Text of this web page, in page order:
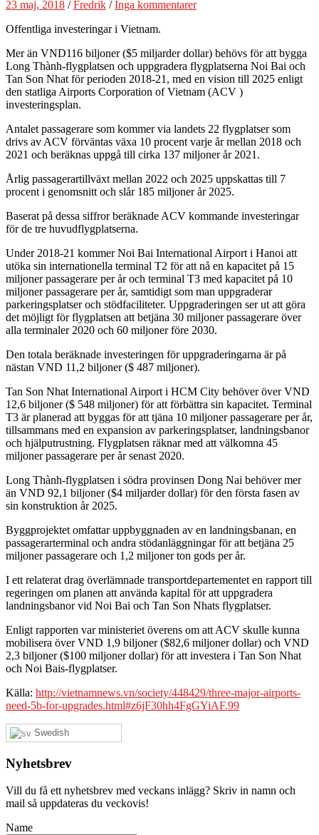
23 maj, 2018 /Fredrik /Inga kommentarer
Offentliga investeringar i Vietnam.
Mer än VND116 biljoner ($5 miljarder dollar) behövs för att bygga
Long Thành-flygplatsen och uppgradera flygplatserna Noi Bai och
Tan Son Nhat för perioden 2018-21, med en vision till 2025 enligt
den statliga Airports Corporation of Vietnam (ACV )
investeringsplan.
Antalet passagerare som kommer via landets 22 flygplatser som
drivs av ACV förväntas växa 10 procent varje år mellan 2018 och
2021 och beräknas uppgå till cirka 137 miljoner år 2021.
Årlig passagerartillväxt mellan 2022 och 2025 uppskattas till 7
procent i genomsnitt och slår 185 miljoner år 2025.
Baserat på dessa siffror beräknade ACV kommande investeringar
för de tre huvudflygplatserna.
Under 2018-21 kommer Noi Bai International Airport i Hanoi att
utöka sin internationella terminal T2 för att nå en kapacitet på 15
miljoner passagerare per år och terminal T3 med kapacitet på 10
miljoner passagerare per år, samtidigt som man uppgraderar
parkeringsplatser och stödfaciliteter. Uppgraderingen ser ut att göra
det möjligt för flygplatsen att betjäna 30 miljoner passagerare över
alla terminaler 2020 och 60 miljoner före 2030.
Den totala beräknade investeringen för uppgraderingarna är på
nästan VND 11,2 biljoner ($ 487 miljoner).
Tan Son Nhat International Airport i HCM City behöver över VND
12,6 biljoner ($ 548 miljoner) för att förbättra sin kapacitet. Terminal
T3 är planerad att byggas för att tjäna 10 miljoner passagerare per år,
tillsammans med en expansion av parkeringsplatser, landningsbanor
och hjälputrustning. Flygplatsen räknar med att välkomna 45
miljoner passagerare per år senast 2020.
Long Thành-flygplatsen i södra provinsen Dong Nai behöver mer
än VND 92,1 biljoner ($4 miljarder dollar) för den första fasen av
sin konstruktion år 2025.
Byggprojektet omfattar uppbyggnaden av en landningsbanan, en
passagerarterminal och andra stödanläggningar för att betjäna 25
miljoner passagerare och 1,2 miljoner ton gods per år.
I ett relaterat drag överlämnade transportdepartementet en rapport till
regeringen om planen att använda kapital för att uppgradera
landningsbanor vid Noi Bai och Tan Son Nhats flygplatser.
Enligt rapporten var ministeriet överens om att ACV skulle kunna
mobilisera över VND 1,9 biljoner ($82,6 miljoner dollar) och VND
2,3 biljoner ($100 miljoner dollar) för att investera i Tan Son Nhat
och Noi Bais-flygplatser.
Källa: http://vietnamnews.vn/society/448429/three-major-airports-
need-5b-for-upgrades.html#z6jF30hh4FgGYiAF.99
Swedish
Nyhetsbrev
Vill du få ett nyhetsbrev med veckans inlägg? Skriv in namn och
mail så uppdateras du veckovis!
Name